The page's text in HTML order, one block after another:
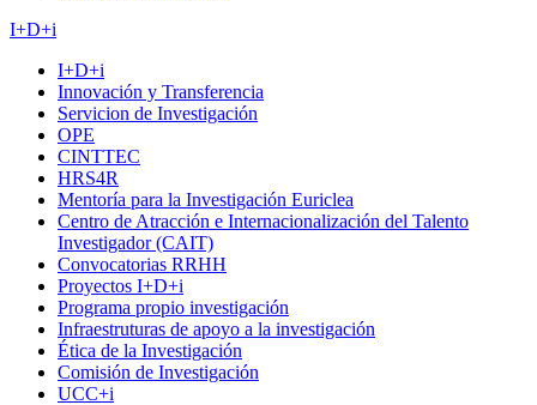
I+D+i
I+D+i
Innovación y Transferencia
Servicion de Investigación
OPE
CINTTEC
HRS4R
Mentoría para la Investigación Euriclea
Centro de Atracción e Internacionalización del Talento
Investigador (CAIT)
Convocatorias RRHH
Proyectos I+D+i
Programa propio investigación
Infraestruturas de apoyo a la investigación
Ética de la Investigación
Comisión de Investigación
UCC+i